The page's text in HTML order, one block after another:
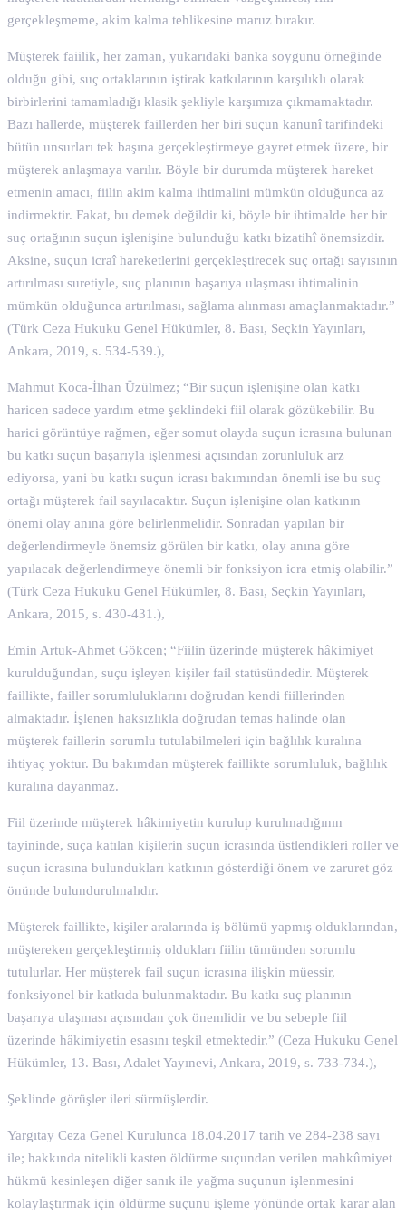
gerçekleşmeme, akim kalma tehlikesine maruz bırakır.
Müşterek faiilik, her zaman, yukarıdaki banka soygunu örneğinde
olduğu gibi, suç ortaklarının iştirak katkılarının karşılıklı olarak
birbirlerini tamamladığı klasik şekliyle karşımıza çıkmamaktadır.
Bazı hallerde, müşterek faillerden her biri suçun kanunî tarifindeki
bütün unsurları tek başına gerçekleştirmeye gayret etmek üzere, bir
müşterek anlaşmaya varılır. Böyle bir durumda müşterek hareket
etmenin amacı, fiilin akim kalma ihtimalini mümkün olduğunca az
indirmektir. Fakat, bu demek değildir ki, böyle bir ihtimalde her bir
suç ortağının suçun işlenişine bulunduğu katkı bizatihî önemsizdir.
Aksine, suçun icraî hareketlerini gerçekleştirecek suç ortağı sayısının
artırılması suretiyle, suç planının başarıya ulaşması ihtimalinin
mümkün olduğunca artırılması, sağlama alınması amaçlanmaktadır.”
(Türk Ceza Hukuku Genel Hükümler, 8. Bası, Seçkin Yayınları,
Ankara, 2019, s. 534-539.),
Mahmut Koca-İlhan Üzülmez; “Bir suçun işlenişine olan katkı
haricen sadece yardım etme şeklindeki fiil olarak gözükebilir. Bu
harici görüntüye rağmen, eğer somut olayda suçun icrasına bulunan
bu katkı suçun başarıyla işlenmesi açısından zorunluluk arz
ediyorsa, yani bu katkı suçun icrası bakımından önemli ise bu suç
ortağı müşterek fail sayılacaktır. Suçun işlenişine olan katkının
önemi olay anına göre belirlenmelidir. Sonradan yapılan bir
değerlendirmeyle önemsiz görülen bir katkı, olay anına göre
yapılacak değerlendirmeye önemli bir fonksiyon icra etmiş olabilir.”
(Türk Ceza Hukuku Genel Hükümler, 8. Bası, Seçkin Yayınları,
Ankara, 2015, s. 430-431.),
Emin Artuk-Ahmet Gökcen; “Fiilin üzerinde müşterek hâkimiyet
kurulduğundan, suçu işleyen kişiler fail statüsündedir. Müşterek
faillikte, failler sorumluluklarını doğrudan kendi fiillerinden
almaktadır. İşlenen haksızlıkla doğrudan temas halinde olan
müşterek faillerin sorumlu tutulabilmeleri için bağlılık kuralına
ihtiyaç yoktur. Bu bakımdan müşterek faillikte sorumluluk, bağlılık
kuralına dayanmaz.
Fiil üzerinde müşterek hâkimiyetin kurulup kurulmadığının
tayininde, suça katılan kişilerin suçun icrasında üstlendikleri roller ve
suçun icrasına bulundukları katkının gösterdiği önem ve zaruret göz
önünde bulundurulmalıdır.
Müşterek faillikte, kişiler aralarında iş bölümü yapmış olduklarından,
müştereken gerçekleştirmiş oldukları fiilin tümünden sorumlu
tutulurlar. Her müşterek fail suçun icrasına ilişkin müessir,
fonksiyonel bir katkıda bulunmaktadır. Bu katkı suç planının
başarıya ulaşması açısından çok önemlidir ve bu sebeple fiil
üzerinde hâkimiyetin esasını teşkil etmektedir.” (Ceza Hukuku Genel
Hükümler, 13. Bası, Adalet Yayınevi, Ankara, 2019, s. 733-734.),
Şeklinde görüşler ileri sürmüşlerdir.
Yargıtay Ceza Genel Kurulunca 18.04.2017 tarih ve 284-238 sayı
ile; hakkında nitelikli kasten öldürme suçundan verilen mahkûmiyet
hükmü kesinleşen diğer sanık ile yağma suçunun işlenmesini
kolaylaştırmak için öldürme suçunu işleme yönünde ortak karar alan